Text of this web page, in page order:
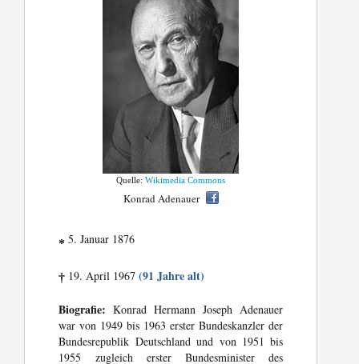
Quelle:Wikimedia Commons
Konrad Adenauer
* 5. Januar 1876
† 19. April 1967(91 Jahre alt)
Biografie: Konrad Hermann Joseph Adenauer
war von 1949 bis 1963 erster Bundeskanzler der
Bundesrepublik Deutschland und von 1951 bis
1955 zugleich erster Bundesminister des